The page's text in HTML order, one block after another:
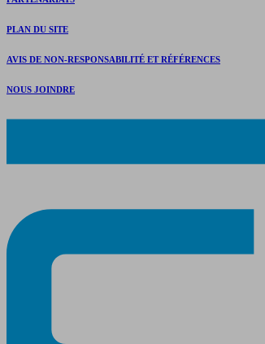
PLAN DU SITE
AVIS DE NON-RESPONSABILITÉ ET RÉFÉRENCES
NOUS JOINDRE